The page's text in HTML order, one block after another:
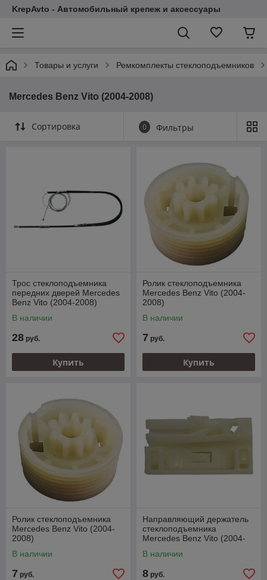
KrepAvto - Автомобильный крепеж и аксессуары
Товары и услуги Ремкомплекты стеклоподъемников
Mercedes Benz Vito (2004-2008)
Сортировка 0 Фильтры
Трос стеклоподъемника
передних дверей Mercedes
Benz Vito (2004-2008)
В наличии
28 руб.
Купить
Ролик стеклоподъемника
Mercedes Benz Vito (2004-
2008)
В наличии
7 руб.
Купить
Ролик стеклоподъемника
Mercedes Benz Vito (2004-
2008)
В наличии
7 руб.
Направляющий держатель
стеклоподъемника
Mercedes Benz Vito (2004-
В наличии
8 руб.